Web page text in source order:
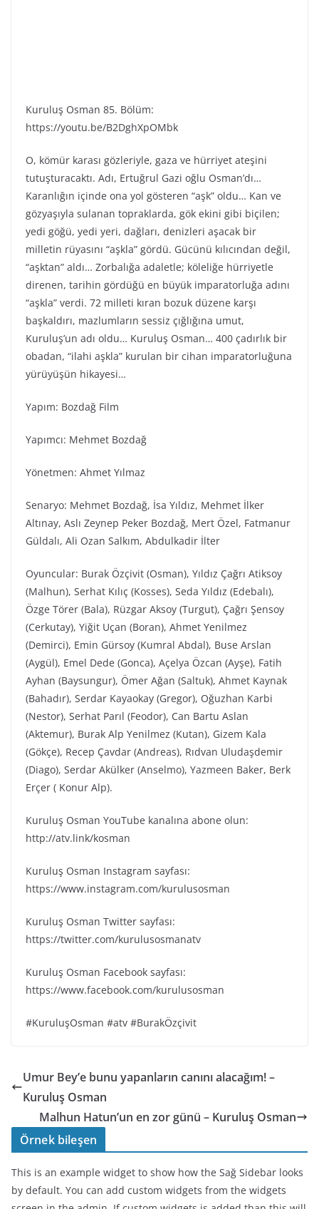
Kuruluş Osman 85. Bölüm:
https://youtu.be/B2DghXpOMbk
O, kömür karası gözleriyle, gaza ve hürriyet ateşini
tutuşturacaktı. Adı, Ertuğrul Gazi oğlu Osman’dı…
Karanlığın içinde ona yol gösteren “aşk” oldu… Kan ve
gözyaşıyla sulanan topraklarda, gök ekini gibi biçilen;
yedi göğü, yedi yeri, dağları, denizleri aşacak bir
milletin rüyasını “aşkla” gördü. Gücünü kılıcından değil,
“aşktan” aldı… Zorbalığa adaletle; köleliğe hürriyetle
direnen, tarihin gördüğü en büyük imparatorluğa adını
“aşkla” verdi. 72 milleti kıran bozuk düzene karşı
başkaldırı, mazlumların sessiz çığlığına umut,
Kuruluş’un adı oldu… Kuruluş Osman… 400 çadırlık bir
obadan, “ilahi aşkla” kurulan bir cihan imparatorluğuna
yürüyüşün hikayesi…
Yapım: Bozdağ Film
Yapımcı: Mehmet Bozdağ
Yönetmen: Ahmet Yılmaz
Senaryo: Mehmet Bozdağ, İsa Yıldız, Mehmet İlker
Altınay, Aslı Zeynep Peker Bozdağ, Mert Özel, Fatmanur
Güldalı, Ali Ozan Salkım, Abdulkadir İlter
Oyuncular: Burak Özçivit (Osman), Yıldız Çağrı Atiksoy
(Malhun), Serhat Kılıç (Kosses), Seda Yıldız (Edebalı),
Özge Törer (Bala), Rüzgar Aksoy (Turgut), Çağrı Şensoy
(Cerkutay), Yiğit Uçan (Boran), Ahmet Yenilmez
(Demirci), Emin Gürsoy (Kumral Abdal), Buse Arslan
(Aygül), Emel Dede (Gonca), Açelya Özcan (Ayşe), Fatih
Ayhan (Baysungur), Ömer Ağan (Saltuk), Ahmet Kaynak
(Bahadır), Serdar Kayaokay (Gregor), Oğuzhan Karbi
(Nestor), Serhat Parıl (Feodor), Can Bartu Aslan
(Aktemur), Burak Alp Yenilmez (Kutan), Gizem Kala
(Gökçe), Recep Çavdar (Andreas), Rıdvan Uludaşdemir
(Diago), Serdar Akülker (Anselmo), Yazmeen Baker, Berk
Erçer ( Konur Alp).
Kuruluş Osman YouTube kanalına abone olun:
http://atv.link/kosman
Kuruluş Osman Instagram sayfası:
https://www.instagram.com/kurulusosman
Kuruluş Osman Twitter sayfası:
https://twitter.com/kurulusosmanatv
Kuruluş Osman Facebook sayfası:
https://www.facebook.com/kurulusosman
#KuruluşOsman #atv #BurakÖzçivit
Umur Bey’e bunu yapanların canını alacağım! –
Kuruluş Osman
Malhun Hatun’un en zor günü – Kuruluş Osman
Örnek bileşen
This is an example widget to show how the Sağ Sidebar looks
by default. You can add custom widgets from the widgets